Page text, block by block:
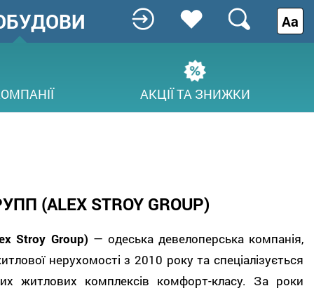
АКЦІЇ ТА ЗНИЖКИ
Аа
(ALEX STROY GROUP)
Stroy Group) — одеська девелоперська компанія,
нерухомості з 2010 року та спеціалізується
житлових комплексів комфорт-класу. За роки